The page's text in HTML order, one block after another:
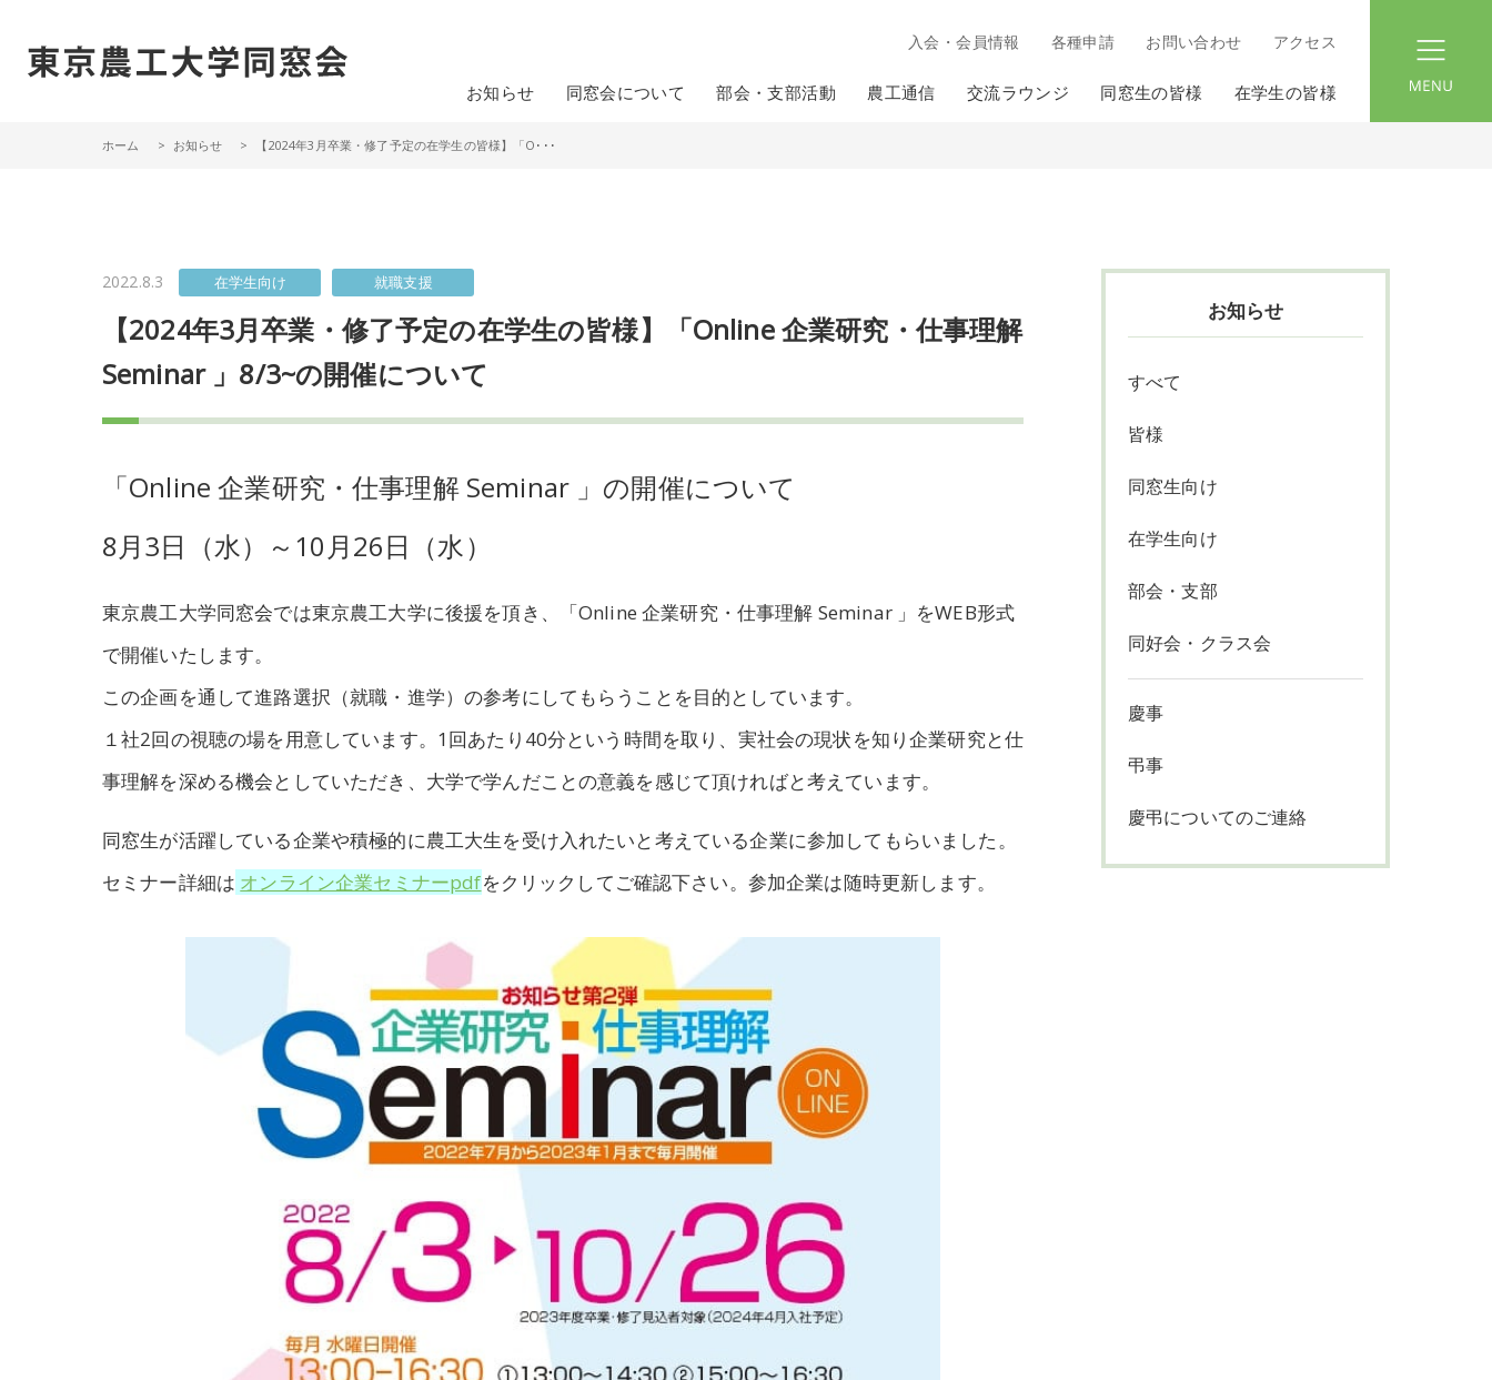
入会・会員情報 各種申請 お問い合わせ アクセス
お知らせ 同窓会について 部会・支部活動 農工通信 交流ラウンジ 同窓生の皆様 在学生の皆様
ホーム お知らせ 【2024年3月卒業・修了予定の在学生の皆様】「O･･･
お知らせ
すべて
皆様
同窓生向け
在学生向け
部会・支部
同好会・クラス会
慶事
弔事
慶弔についてのご連絡
2022.8.3 在学生向け 就職支援
【2024年3月卒業・修了予定の在学生の皆様】「Online 企業研究・仕事理解
Seminar 」8/3~の開催について
「Online 企業研究・仕事理解 Seminar 」の開催について
8月3日（水）～10月26日（水）
東京農工大学同窓会では東京農工大学に後援を頂き、「Online 企業研究・仕事理解 Seminar 」をWEB形式
で開催いたします。
この企画を通して進路選択（就職・進学）の参考にしてもらうことを目的としています。
１社2回の視聴の場を用意しています。1回あたり40分という時間を取り、実社会の現状を知り企業研究と仕
事理解を深める機会としていただき、大学で学んだことの意義を感じて頂ければと考えています。
同窓生が活躍している企業や積極的に農工大生を受け入れたいと考えている企業に参加してもらいました。
セミナー詳細は オンライン企業セミナーpdfをクリックしてご確認下さい。参加企業は随時更新します。
menu